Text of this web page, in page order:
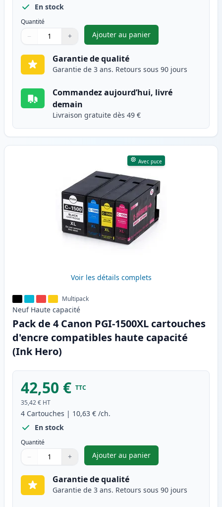
En stock
Quantité
Quantité
Utilisez les boutons pour ajuster
− +
Quantité
Ajouter au panier
,Pack de 8 Canon PGI-
Garantie de qualité
Garantie de 3 ans. Retours sous 90 jours
Commandez aujourd’hui, livré
demain
Livraison gratuite dès 49 €
Avec puce
Voir les détails complets
Multipack
Neuf Haute capacité
Pack de 4 Canon PGI-1500XL cartouches
d'encre compatibles haute capacité
(Ink Hero)
42,50 € TTC
35,42 € HT
4 Cartouches | 10,63 € /ch.
En stock
Quantité
Quantité
Utilisez les boutons pour ajuster
− +
Quantité
Ajouter au panier
,Pack de 4 Canon PGI-
Garantie de qualité
Garantie de 3 ans. Retours sous 90 jours